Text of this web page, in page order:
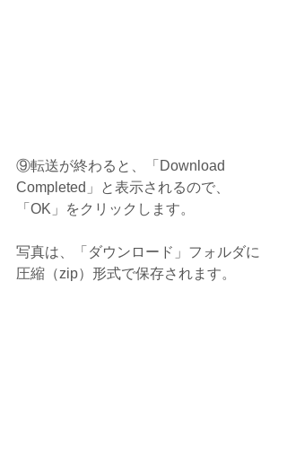
⑨転送が終わると、「Download
Completed」と表示されるので、
「OK」をクリックします。
写真は、「ダウンロード」フォルダに
圧縮（zip）形式で保存されます。